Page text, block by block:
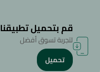
الرئيسية /
/
قم بتحميل تطبيقنا
لتجربة تسوق أفضل
تحميل